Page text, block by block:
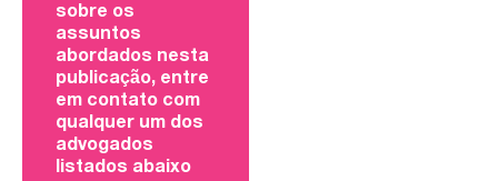
sobre os
assuntos
abordados nesta
publicação, entre
em contato com
qualquer um dos
advogados
listados abaixo